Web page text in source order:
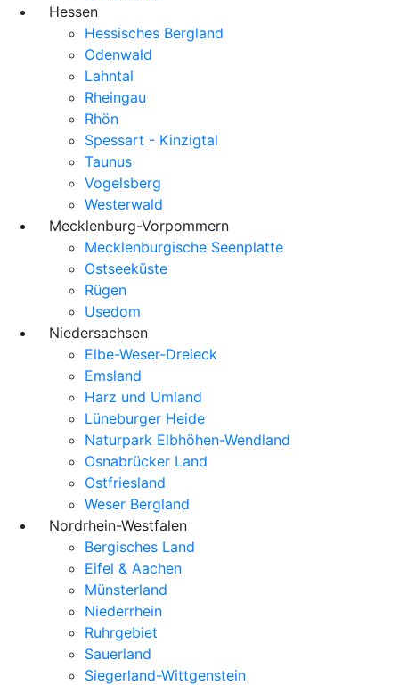
Hessen
Hessisches Bergland
Odenwald
Lahntal
Rheingau
Rhön
Spessart - Kinzigtal
Taunus
Vogelsberg
Westerwald
Mecklenburg-Vorpommern
Mecklenburgische Seenplatte
Ostseeküste
Rügen
Usedom
Niedersachsen
Elbe-Weser-Dreieck
Emsland
Harz und Umland
Lüneburger Heide
Naturpark Elbhöhen-Wendland
Osnabrücker Land
Ostfriesland
Weser Bergland
Nordrhein-Westfalen
Bergisches Land
Eifel & Aachen
Münsterland
Niederrhein
Ruhrgebiet
Sauerland
Siegerland-Wittgenstein